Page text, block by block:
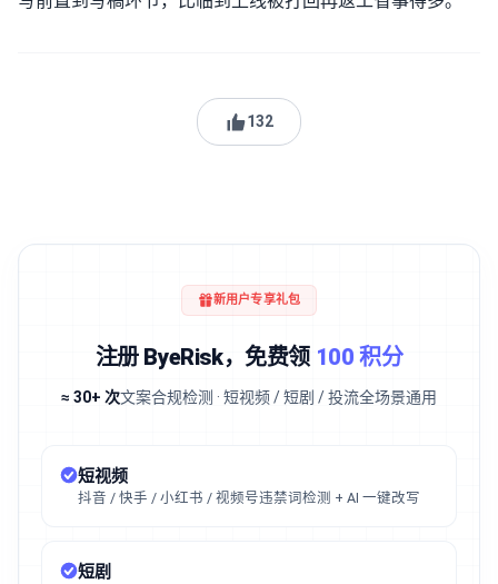
132
新用户专享礼包
注册 ByeRisk，免费领 100 积分
≈ 30+ 次文案合规检测 · 短视频 / 短剧 / 投流全场景通用
短视频
抖音 / 快手 / 小红书 / 视频号违禁词检测 + AI 一键改写
短剧